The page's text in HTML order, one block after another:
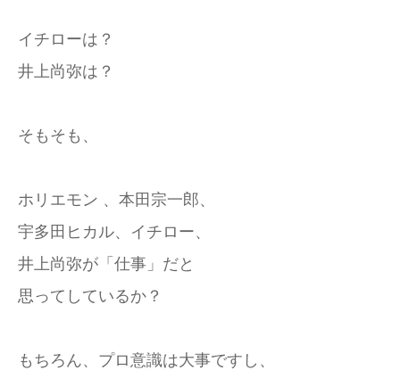
イチローは？
井上尚弥は？
そもそも、
ホリエモン 、本田宗一郎、
宇多田ヒカル、イチロー、
井上尚弥が「仕事」だと
思ってしているか？
もちろん、プロ意識は大事ですし、